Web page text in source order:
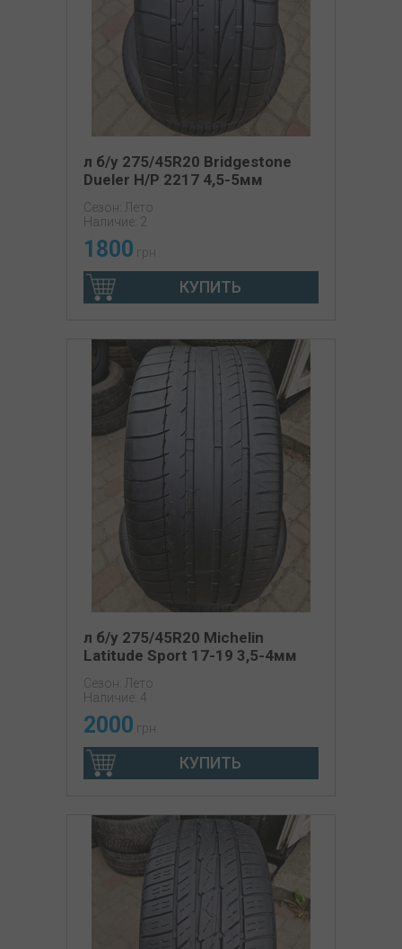
л б/у 275/45R20 Bridgestone
Dueler H/P 2217 4,5-5мм
Сезон: Лето
Наличие: 2
1800 грн
КУПИТЬ
л б/у 275/45R20 Michelin
Latitude Sport 17-19 3,5-4мм
Сезон: Лето
Наличие: 4
2000 грн
КУПИТЬ